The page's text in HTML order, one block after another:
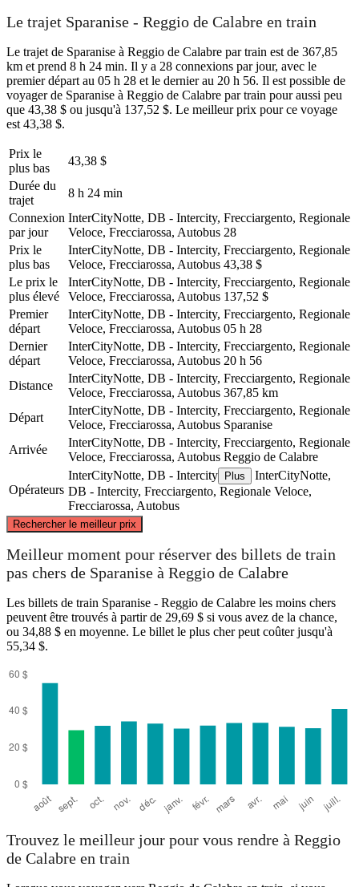
Le trajet Sparanise - Reggio de Calabre en train
Le trajet de Sparanise à Reggio de Calabre par train est de 367,85
km et prend 8 h 24 min. Il y a 28 connexions par jour, avec le
premier départ au 05 h 28 et le dernier au 20 h 56. Il est possible de
voyager de Sparanise à Reggio de Calabre par train pour aussi peu
que 43,38 $ ou jusqu'à 137,52 $. Le meilleur prix pour ce voyage
est 43,38 $.
Prix ​​le
plus bas
43,38 $
Durée du
trajet
8 h 24 min
Connexion
par jour
InterCityNotte, DB - Intercity, Frecciargento, Regionale
Veloce, Frecciarossa, Autobus 28
Prix ​​le
plus bas
InterCityNotte, DB - Intercity, Frecciargento, Regionale
Veloce, Frecciarossa, Autobus 43,38 $
Le prix le
plus élevé
InterCityNotte, DB - Intercity, Frecciargento, Regionale
Veloce, Frecciarossa, Autobus 137,52 $
Premier
départ
InterCityNotte, DB - Intercity, Frecciargento, Regionale
Veloce, Frecciarossa, Autobus 05 h 28
Dernier
départ
InterCityNotte, DB - Intercity, Frecciargento, Regionale
Veloce, Frecciarossa, Autobus 20 h 56
Distance
InterCityNotte, DB - Intercity, Frecciargento, Regionale
Veloce, Frecciarossa, Autobus 367,85 km
Départ
InterCityNotte, DB - Intercity, Frecciargento, Regionale
Veloce, Frecciarossa, Autobus Sparanise
Arrivée
InterCityNotte, DB - Intercity, Frecciargento, Regionale
Veloce, Frecciarossa, Autobus Reggio de Calabre
Opérateurs
InterCityNotte, DB - Intercity Plus
InterCityNotte,
DB - Intercity, Frecciargento, Regionale Veloce,
Frecciarossa, Autobus
Rechercher le meilleur prix
Meilleur moment pour réserver des billets de train
pas chers de Sparanise à Reggio de Calabre
Les billets de train Sparanise - Reggio de Calabre les moins chers
peuvent être trouvés à partir de 29,69 $ si vous avez de la chance,
ou 34,88 $ en moyenne. Le billet le plus cher peut coûter jusqu'à
55,34 $.
Trouvez le meilleur jour pour vous rendre à Reggio
de Calabre en train